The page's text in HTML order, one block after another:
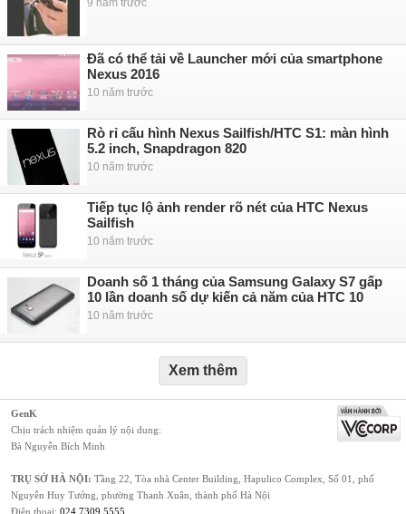
9 năm trước
​Đã có thể tải về Launcher mới của smartphone
Nexus 2016
10 năm trước
Rò rỉ cấu hình Nexus Sailfish/HTC S1: màn hình
5.2 inch, Snapdragon 820
10 năm trước
Tiếp tục lộ ảnh render rõ nét của HTC Nexus
Sailfish
10 năm trước
Doanh số 1 tháng của Samsung Galaxy S7 gấp
10 lần doanh số dự kiến cả năm của HTC 10
10 năm trước
Xem thêm
GenK
Chịu trách nhiệm quản lý nội dung:
Bà Nguyễn Bích Minh
TRỤ SỞ HÀ NỘI: Tầng 22, Tòa nhà Center Building, Hapulico Complex, Số 01, phố
Nguyễn Huy Tưởng, phường Thanh Xuân, thành phố Hà Nội
Điện thoại: 024 7309 5555